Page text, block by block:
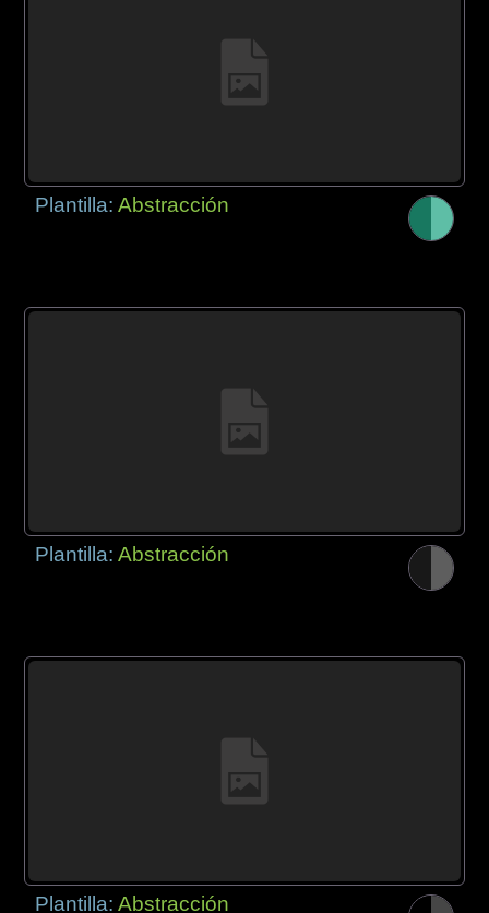
Plantilla:Abstracción
Plantilla:Abstracción
Plantilla:Abstracción